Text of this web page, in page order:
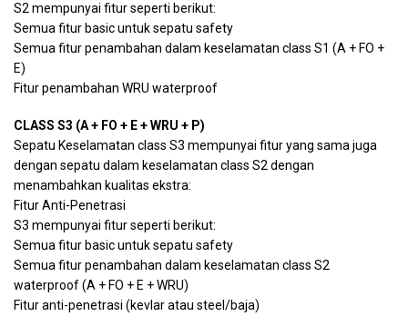
S2 mempunyai fitur seperti berikut:
Semua fitur basic untuk sepatu safety
Semua fitur penambahan dalam keselamatan class S1 (A + FO +
E)
Fitur penambahan WRU waterproof
CLASS S3 (A + FO + E + WRU + P)
Sepatu Keselamatan class S3 mempunyai fitur yang sama juga
dengan sepatu dalam keselamatan class S2 dengan
menambahkan kualitas ekstra:
Fitur Anti-Penetrasi
S3 mempunyai fitur seperti berikut:
Semua fitur basic untuk sepatu safety
Semua fitur penambahan dalam keselamatan class S2
waterproof (A + FO + E + WRU)
Fitur anti-penetrasi (kevlar atau steel/baja)